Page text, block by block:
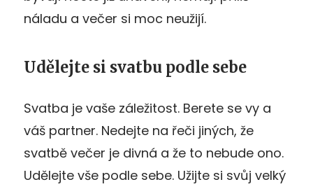
náladu a večer si moc neužijí.
Udělejte si svatbu podle sebe
Svatba je vaše záležitost. Berete se vy a
váš partner. Nedejte na řeči jiných, že
svatbě večer je divná a že to nebude ono.
Udělejte vše podle sebe. Užijte si svůj velký